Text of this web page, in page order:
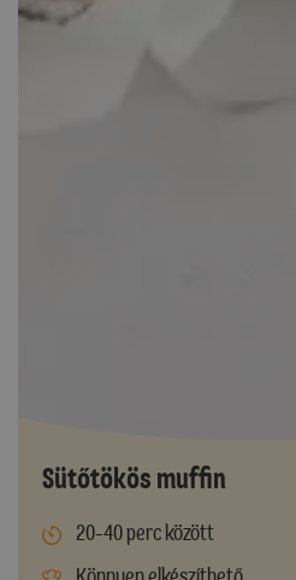
Sütőtökös muffin
20-40 perc között